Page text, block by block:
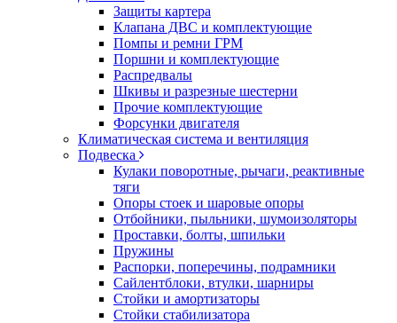
Защиты картера
Клапана ДВС и комплектующие
Помпы и ремни ГРМ
Поршни и комплектующие
Распредвалы
Шкивы и разрезные шестерни
Прочие комплектующие
Форсунки двигателя
Климатическая система и вентиляция
Подвеска
Кулаки поворотные, рычаги, реактивные
тяги
Опоры стоек и шаровые опоры
Отбойники, пыльники, шумоизоляторы
Проставки, болты, шпильки
Пружины
Распорки, поперечины, подрамники
Сайлентблоки, втулки, шарниры
Стойки и амортизаторы
Стойки стабилизатора